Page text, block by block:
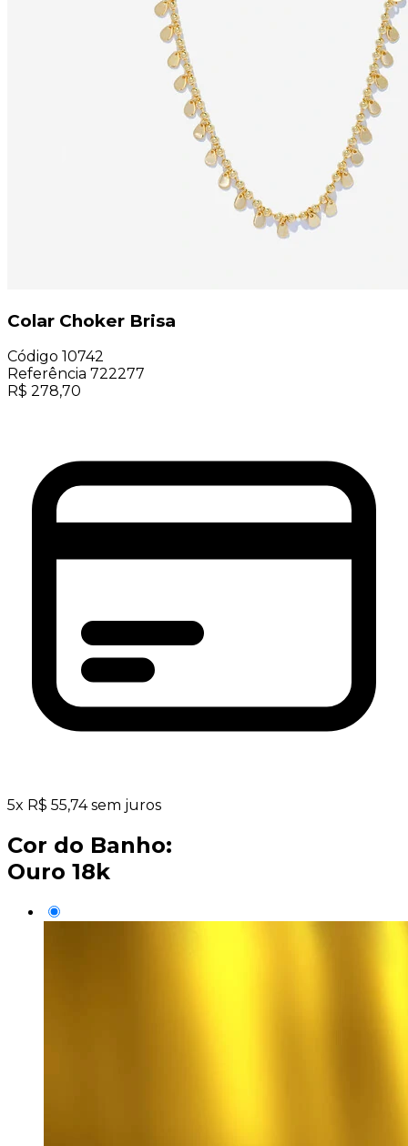
Colar Choker Brisa
Código 10742
Referência 722277
R$ 278,70
5x R$ 55,74 sem juros
Cor do Banho:
Ouro 18k